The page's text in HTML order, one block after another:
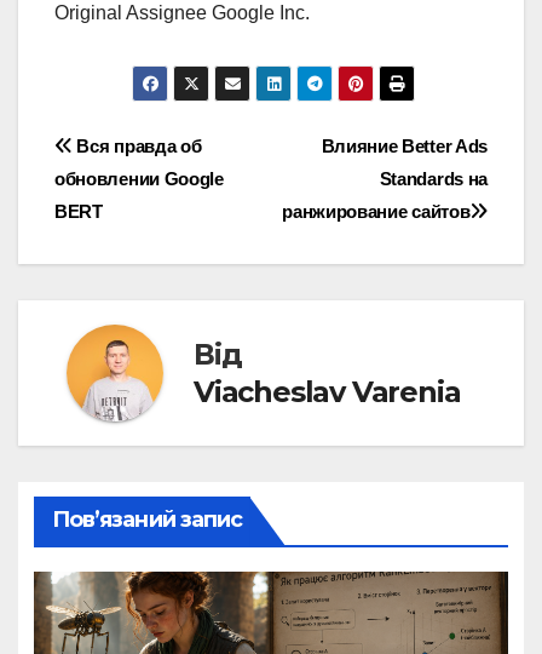
Original Assignee Google Inc.
Навігація
записів
Влияние Better Ads
Standards на
ранжирование сайтов
Вся правда об
обновлении Google
BERT
Від
Viacheslav Varenia
Пов’язаний запис